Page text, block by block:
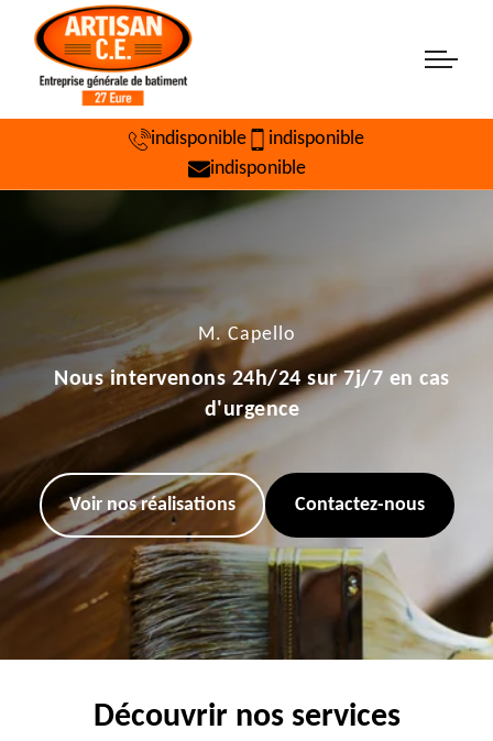
indisponible
indisponible
indisponible
M. Capello
Nous intervenons 24h/24 sur 7j/7 en cas
d'urgence
Voir nos réalisations Contactez-nous
Découvrir nos services